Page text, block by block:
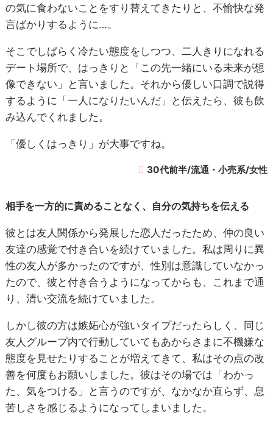
の気に食わないことをすり替えてきたりと、不愉快な発
言ばかりするように…。
そこでしばらく冷たい態度をしつつ、二人きりになれる
デート場所で、はっきりと「この先一緒にいる未来が想
像できない」と言いました。それから優しい口調で説得
するように「一人になりたいんだ」と伝えたら、彼も飲
み込んでくれました。
「優しくはっきり」が大事ですね。
30代前半/流通・小売系/女性
相手を一方的に責めることなく、自分の気持ちを伝える
彼とは友人関係から発展した恋人だったため、仲の良い
友達の感覚で付き合いを続けていました。私は周りに異
性の友人が多かったのですが、性別は意識していなかっ
たので、彼と付き合うようになってからも、これまで通
り、清い交流を続けていました。
しかし彼の方は嫉妬心が強いタイプだったらしく、同じ
友人グループ内で行動していてもあからさまに不機嫌な
態度を見せたりすることが増えてきて、私はその点の改
善を何度もお願いしました。彼はその場では「わかっ
た、気をつける」と言うのですが、なかなか直らず、息
苦しさを感じるようになってしまいました。